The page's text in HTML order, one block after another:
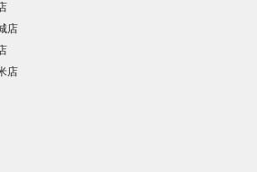
店
店